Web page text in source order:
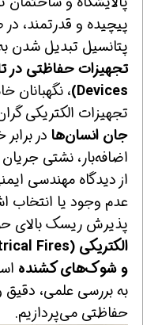
پیچیده و قدرتمند،
پتانسیل تبدیل شدن
Devices) ، نگهبانان
تجهیزات الکتریکی
جان انسان‌هادر
اضافه‌بار، نشتی
عدم وجود یا انتخاب
پذیرش ریسک بالای
و شوک‌های کشنده
به بررسی علمی،
حفاظتی می‌پردازیم.